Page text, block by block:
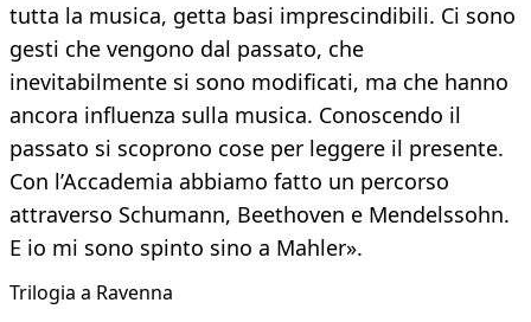
tutta la musica, getta basi imprescindibili. Ci sono
gesti che vengono dal passato, che
inevitabilmente si sono modificati, ma che hanno
ancora influenza sulla musica. Conoscendo il
passato si scoprono cose per leggere il presente.
Con l’Accademia abbiamo fatto un percorso
attraverso Schumann, Beethoven e Mendelssohn.
E io mi sono spinto sino a Mahler».
Trilogia a Ravenna